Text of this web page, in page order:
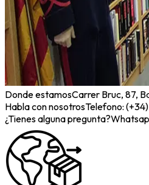
Donde estamosCarrer Bruc, 87,
Habla con nosotrosTelefono:
¿Tienes alguna pregunta?